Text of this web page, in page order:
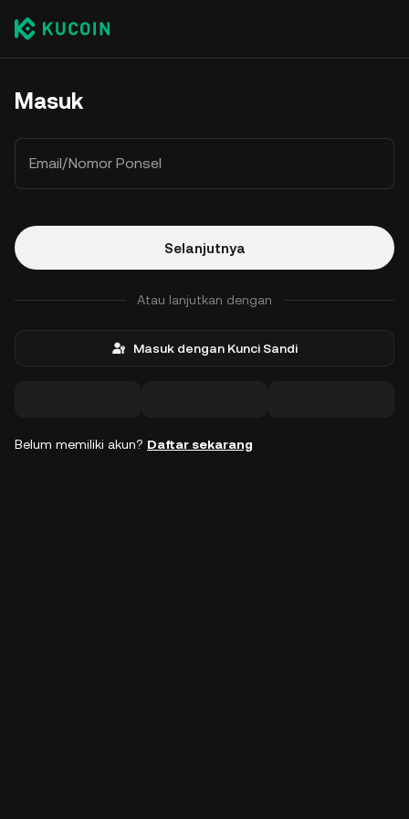
Masuk
Email/Nomor Ponsel
Selanjutnya
Atau lanjutkan dengan
Masuk dengan Kunci Sandi
Belum memiliki akun? Daftar sekarang